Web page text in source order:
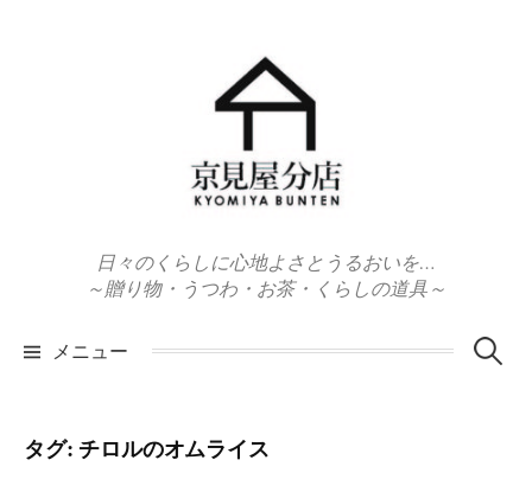
日々のくらしに心地よさとうるおいを…
～贈り物・うつわ・お茶・くらしの道具～
メニュー 検
タグ: チロルのオムライス